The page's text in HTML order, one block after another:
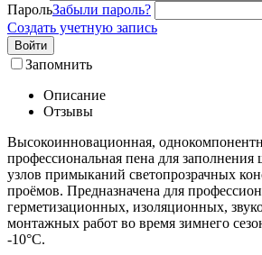
ПарольЗабыли пароль?
Создать учетную запись
Войти
Запомнить
Описание
Отзывы
Высокоинновационная,
профессиональная пена для
узлов примыканий светопрозрачных
проёмов. Предназначена для
герметизационных, изоляционных,
монтажных работ во время зимнего
-10°C.